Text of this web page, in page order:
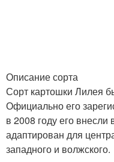
Описание сорта
Сорт картошки Лилея
Официально его
в 2008 году его
адаптирован для
западного и волжского.